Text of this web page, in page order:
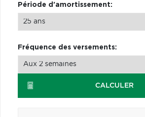
Période d'amortissement:
Fréquence des versements:
CALCULER